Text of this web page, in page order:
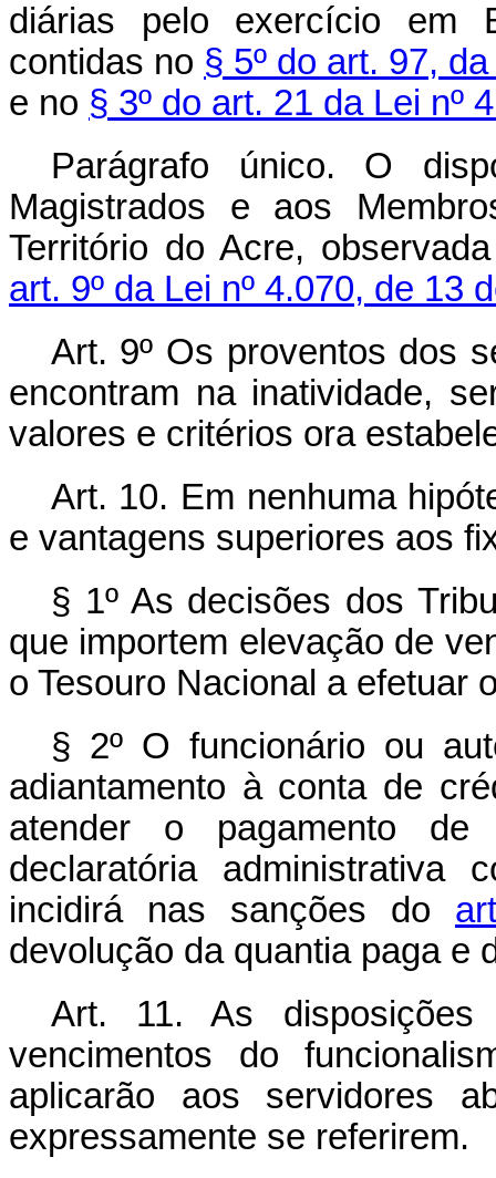
diárias pelo exercício em
contidas no § 5º do art. 97,
e no § 3º do art. 21 da Lei nº
Parágrafo único. O
Magistrados e aos
Território do Acre,
art. 9º da Lei nº 4.070, de 13
Art. 9º Os proventos dos
encontram na inatividade,
valores e critérios ora
Art. 10. Em nenhuma
e vantagens superiores aos
§ 1º As decisões dos
que importem elevação de
o Tesouro Nacional a efetuar
§ 2º O funcionário ou
adiantamento à conta de
atender o pagamento de
declaratória administrativa
incidirá nas sanções do
devolução da quantia paga e
Art. 11. As
vencimentos do
aplicarão aos servidores
expressamente se referirem.